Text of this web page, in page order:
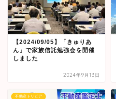
【2024/09/05】「きゅりあ
ん」で家族信託勉強会を開催
しました
2024年9月13日
不動産トリビア